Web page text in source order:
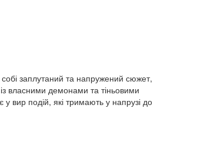
заплутаний та напружений сюжет,
власними демонами та тіньовими
вир подій, які тримають у напрузі до